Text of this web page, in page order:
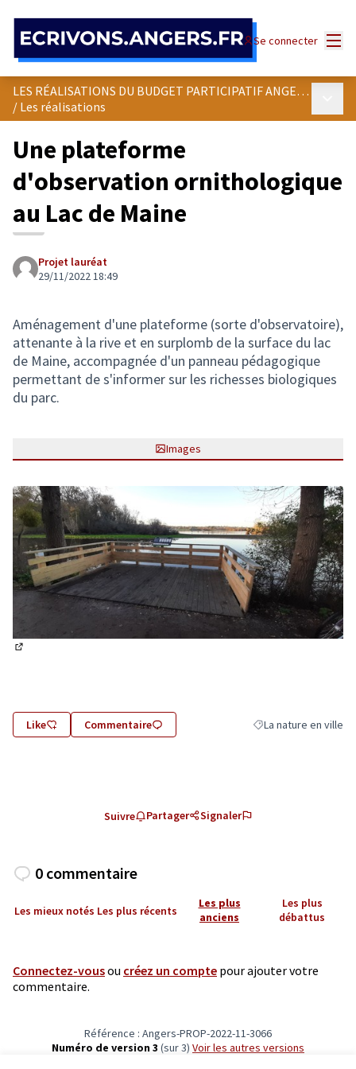
Se connecter
LES RÉALISATIONS DU BUDGET PARTICIPATIF ANGEVIN
/ Les réalisations
Une plateforme
d'observation ornithologique
au Lac de Maine
Projet lauréat
29/11/2022 18:49
Aménagement d'une plateforme (sorte d'observatoire),
attenante à la rive et en surplomb de la surface du lac
de Maine, accompagnée d'un panneau pédagogique
permettant de s'informer sur les richesses biologiques
du parc.
Images
Like Commentaire Filtrer les résultats
La nature en ville
Suivre Partager Signaler
0 commentaire
Les mieux notés Les plus récents
Les plus
anciens
Les plus
débattus
Connectez-vousou créez un compte pour ajouter votre
commentaire.
Référence : Angers-PROP-2022-11-3066
Numéro de version 3 (sur 3)
voir les autres versions